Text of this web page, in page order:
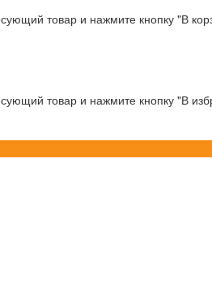
товар и нажмите кнопку "В
товар и нажмите кнопку "В